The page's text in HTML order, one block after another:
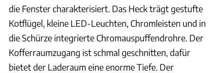
die Fenster charakterisiert. Das Heck trägt gestufte
Kotflügel, kleine LED-Leuchten, Chromleisten und in
die Schürze integrierte Chromauspuffendrohre. Der
Kofferraumzugang ist schmal geschnitten, dafür
bietet der Laderaum eine enorme Tiefe. Der